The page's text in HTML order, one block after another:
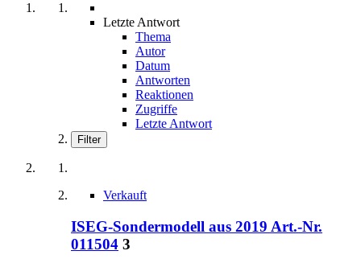
Letzte Antwort
Thema
Autor
Datum
Antworten
Reaktionen
Zugriffe
Letzte Antwort
Filter
Verkauft
ISEG-Sondermodell aus 2019 Art.-Nr.
011504 3